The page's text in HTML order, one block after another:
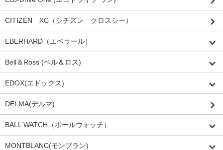
CITIZEN XC（シチズン クロスシー）
EBERHARD（エベラール）
Bell＆Ross (ベル＆ロス)
EDOX(エドックス)
DELMA(デルマ)
BALL WATCH（ボールウォッチ）
MONTBLANC(モンブラン)